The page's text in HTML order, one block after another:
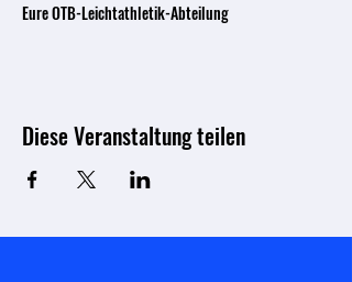
Eure OTB-Leichtathletik-Abteilung
Diese Veranstaltung teilen